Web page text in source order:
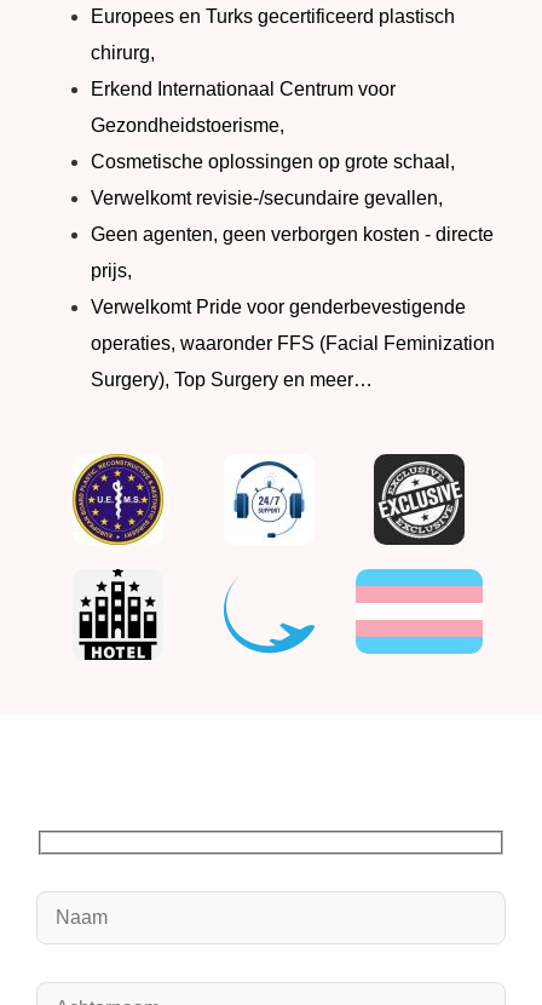
Europees en Turks gecertificeerd plastisch
chirurg,
Erkend Internationaal Centrum voor
Gezondheidstoerisme,
Cosmetische oplossingen op grote schaal,
Verwelkomt revisie-/secundaire gevallen,
Geen agenten, geen verborgen kosten - directe
prijs,
Verwelkomt Pride voor genderbevestigende
operaties, waaronder FFS (Facial Feminization
Surgery), Top Surgery en meer…